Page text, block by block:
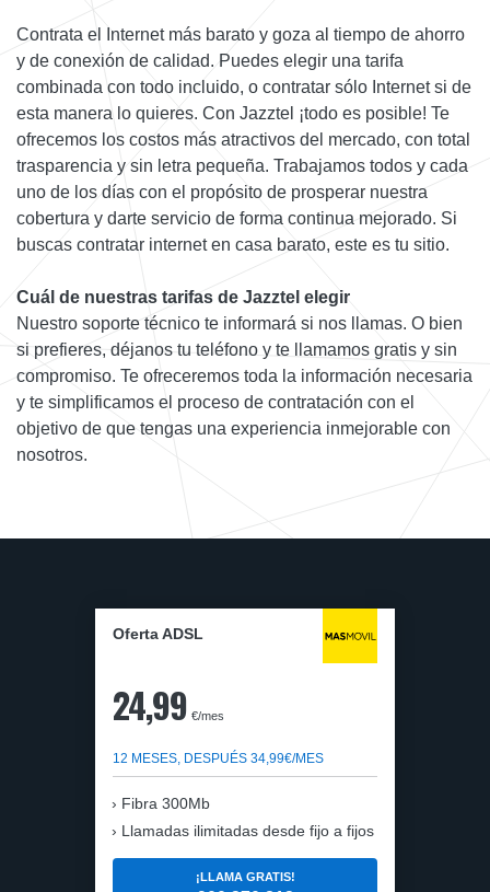
Contrata el Internet más barato y goza al tiempo de ahorro
y de conexión de calidad. Puedes elegir una tarifa
combinada con todo incluido, o contratar sólo Internet si de
esta manera lo quieres. Con Jazztel ¡todo es posible! Te
ofrecemos los costos más atractivos del mercado, con total
trasparencia y sin letra pequeña. Trabajamos todos y cada
uno de los días con el propósito de prosperar nuestra
cobertura y darte servicio de forma continua mejorado. Si
buscas contratar internet en casa barato, este es tu sitio.
Cuál de nuestras tarifas de Jazztel elegir
Nuestro soporte técnico te informará si nos llamas. O bien
si prefieres, déjanos tu teléfono y te llamamos gratis y sin
compromiso. Te ofreceremos toda la información necesaria
y te simplificamos el proceso de contratación con el
objetivo de que tengas una experiencia inmejorable con
nosotros.
Oferta ADSL
24,99 €/mes
12 MESES, DESPUÉS 34,99€/MES
Fibra 300Mb
Llamadas ilimitadas desde fijo a fijos
¡LLAMA GRATIS!